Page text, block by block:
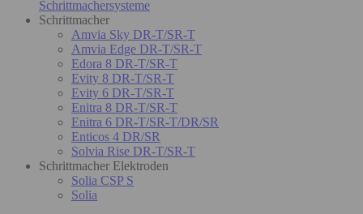
Schrittmachersysteme
Schrittmacher
Amvia Sky DR-T/SR-T
Amvia Edge DR-T/SR-T
Edora 8 DR-T/SR-T
Evity 8 DR-T/SR-T
Evity 6 DR-T/SR-T
Enitra 8 DR-T/SR-T
Enitra 6 DR-T/SR-T/DR/SR
Enticos 4 DR/SR
Solvia Rise DR-T/SR-T
Schrittmacher Elektroden
Solia CSP S
Solia